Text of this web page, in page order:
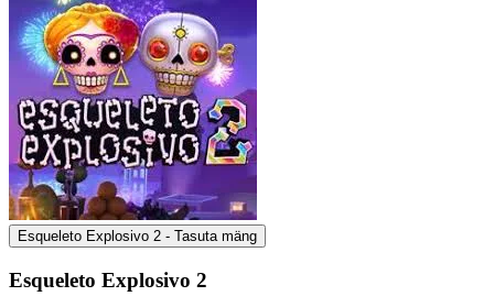
Esqueleto Explosivo 2 - Tasuta mäng
Esqueleto Explosivo 2